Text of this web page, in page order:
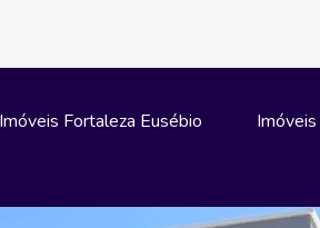
Fortaleza Eusébio